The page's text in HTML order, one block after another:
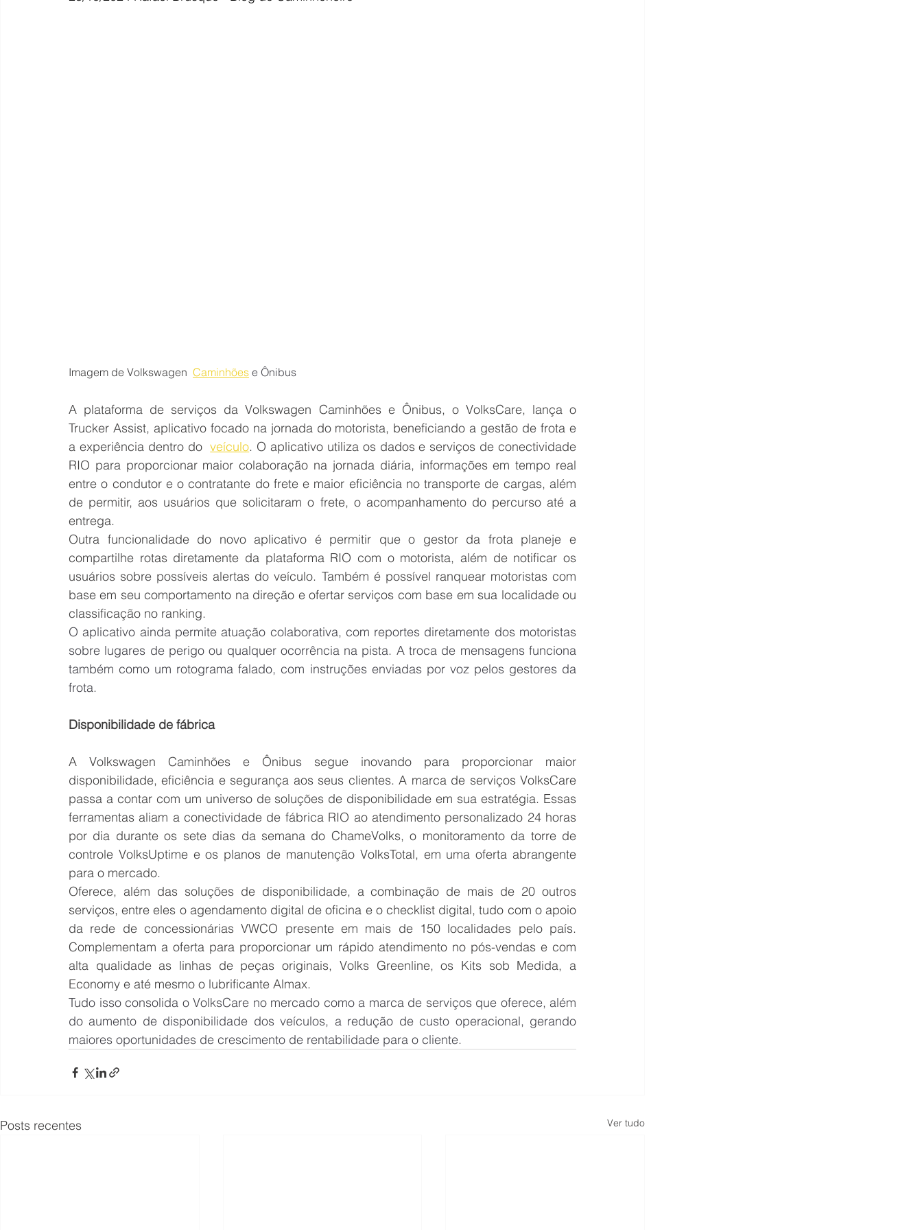
Imagem de Volkswagen Caminhões e Ônibus
A plataforma de serviços da Volkswagen Caminhões e Ônibus, o VolksCare, lança o
Trucker Assist, aplicativo focado na jornada do motorista, beneficiando a gestão de frota e
a experiência dentro do veículo. O aplicativo utiliza os dados e serviços de conectividade
RIO para proporcionar maior colaboração na jornada diária, informações em tempo real
entre o condutor e o contratante do frete e maior eficiência no transporte de cargas, além
de permitir, aos usuários que solicitaram o frete, o acompanhamento do percurso até a
entrega.
Outra funcionalidade do novo aplicativo é permitir que o gestor da frota planeje e
compartilhe rotas diretamente da plataforma RIO com o motorista, além de notificar os
usuários sobre possíveis alertas do veículo. Também é possível ranquear motoristas com
base em seu comportamento na direção e ofertar serviços com base em sua localidade ou
classificação no ranking.
O aplicativo ainda permite atuação colaborativa, com reportes diretamente dos motoristas
sobre lugares de perigo ou qualquer ocorrência na pista. A troca de mensagens funciona
também como um rotograma falado, com instruções enviadas por voz pelos gestores da
frota.
Disponibilidade de fábrica
A Volkswagen Caminhões e Ônibus segue inovando para proporcionar maior
disponibilidade, eficiência e segurança aos seus clientes. A marca de serviços VolksCare
passa a contar com um universo de soluções de disponibilidade em sua estratégia. Essas
ferramentas aliam a conectividade de fábrica RIO ao atendimento personalizado 24 horas
por dia durante os sete dias da semana do ChameVolks, o monitoramento da torre de
controle VolksUptime e os planos de manutenção VolksTotal, em uma oferta abrangente
para o mercado.
Oferece, além das soluções de disponibilidade, a combinação de mais de 20 outros
serviços, entre eles o agendamento digital de oficina e o checklist digital, tudo com o apoio
da rede de concessionárias VWCO presente em mais de 150 localidades pelo país.
Complementam a oferta para proporcionar um rápido atendimento no pós-vendas e com
alta qualidade as linhas de peças originais, Volks Greenline, os Kits sob Medida, a
Economy e até mesmo o lubrificante Almax.
Tudo isso consolida o VolksCare no mercado como a marca de serviços que oferece, além
do aumento de disponibilidade dos veículos, a redução de custo operacional, gerando
maiores oportunidades de crescimento de rentabilidade para o cliente.
Posts recentes Ver tudo